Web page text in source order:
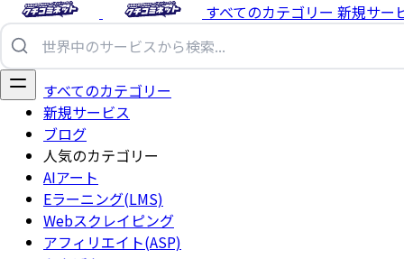
すべてのカテゴリー 新規サー
すべてのカテゴリー
新規サービス
ブログ
人気のカテゴリー
AIアート
Eラーニング(LMS)
Webスクレイピング
アフィリエイト(ASP)